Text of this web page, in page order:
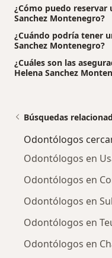
¿Cómo puedo reservar
Sanchez Montenegro?
¿Cuándo podría tener
Sanchez Montenegro?
¿Cuáles son las
Helena Sanchez
Búsquedas
Odontólogos
Odontólogos en
Odontólogos en
Odontólogos en
Odontólogos en
Odontólogos en